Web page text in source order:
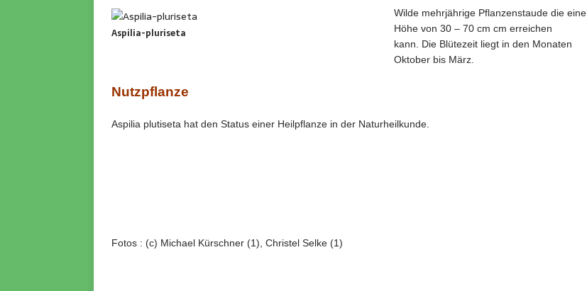
Aspilia-pluriseta
Wilde mehrjährige Pflanzenstaude die eine
Höhe von 30 – 70 cm cm erreichen
kann. Die Blütezeit liegt in den Monaten
Oktober bis März.
Nutzpflanze
Aspilia plutiseta hat den Status einer Heilpflanze in der Naturheilkunde.
Fotos : (c) Michael Kürschner (1), Christel Selke (1)